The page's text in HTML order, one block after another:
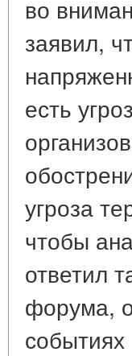
во
заявил,
есть
угроза
чтобы
ответил
форума,
событиях